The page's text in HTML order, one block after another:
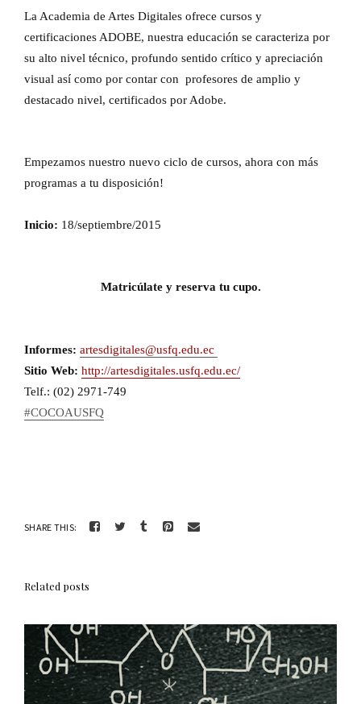
La Academia de Artes Digitales ofrece cursos y
certificaciones ADOBE, nuestra educación se caracteriza por
su alto nivel técnico, profundo sentido crítico y apreciación
visual así como por contar con profesores de amplio y
destacado nivel, certificados por Adobe.
Empezamos nuestro nuevo ciclo de cursos, ahora con más
programas a tu disposición!
Inicio: 18/septiembre/2015
Matricúlate y reserva tu cupo.
Informes: artesdigitales@usfq.edu.ec
Sitio Web: http://artesdigitales.usfq.edu.ec/
Telf.: (02) 2971-749
#COCOAUSFQ
SHARE THIS:
Related posts